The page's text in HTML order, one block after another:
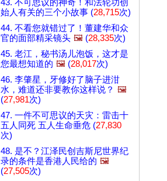
43. 不可思议的神奇！和法轮功创
始人有关的三个小故事 (28,715次)
44. 不看您就错过了！董建华和众
官的面部精采镜头 🖼️ (28,335次)
45. 老江，秘书汤儿泡饭，这才是
您最想知道的 🖼️ (28,017次)
46. 李肇星，牙修好了脑子进泔
水，难道还非要教你这样说？ 🖼️
(27,981次)
47. 一件不可思议的天灾：雷击十
五人同死 五人生命垂危 (27,830
次)
48. 是不？江泽民创吉斯尼世界纪
录的条件是香港人民给的 🖼️
(27,505次)